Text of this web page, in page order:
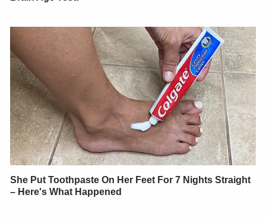
She Put Toothpaste On Her Feet For 7 Nights Straight
– Here's What Happened